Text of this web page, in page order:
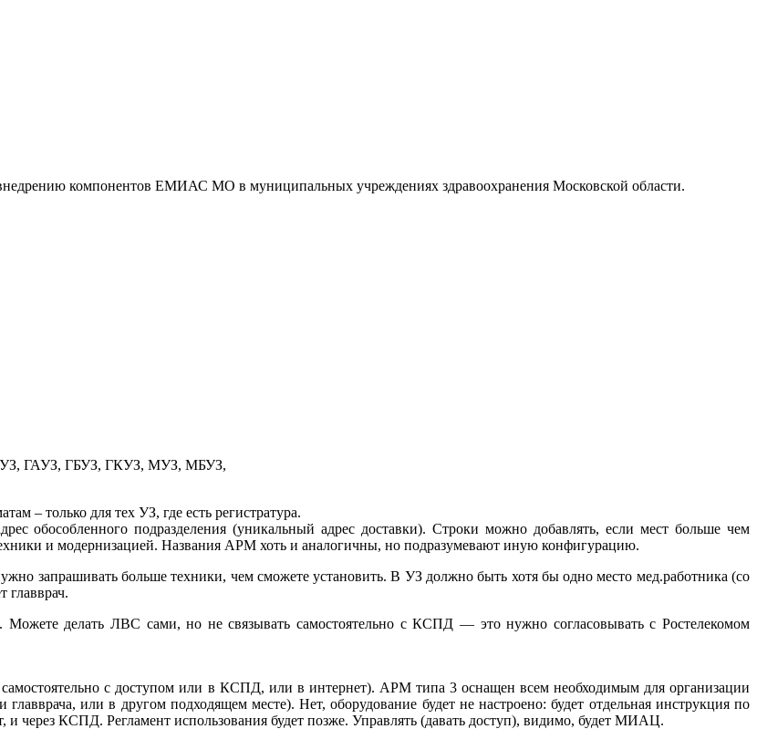
компонентов ЕМИАС МО в муниципальных учреждениях здравоохранения Московской области.
ГУЗ, ГАУЗ, ГБУЗ, ГКУЗ, МУЗ, МБУЗ,
– только для тех УЗ, где есть регистратура.
обособленного подразделения (уникальный адрес доставки). Строки можно добавлять, если мест больше чем
и модернизацией. Названия АРМ хоть и аналогичны, но подразумевают иную конфигурацию.
запрашивать больше техники, чем сможете установить. В УЗ должно быть хотя бы одно место мед.работника (со
Можете делать ЛВС сами, но не связывать самостоятельно с КСПД — это нужно согласовывать с Ростелекомом
с доступом или в КСПД, или в интернет). АРМ типа 3 оснащен всем необходимым для организации
или в другом подходящем месте). Нет, оборудование будет не настроено: будет отдельная инструкция по
и через КСПД. Регламент использования будет позже. Управлять (давать доступ), видимо, будет МИАЦ.